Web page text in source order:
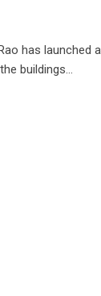
has launched
buildings…